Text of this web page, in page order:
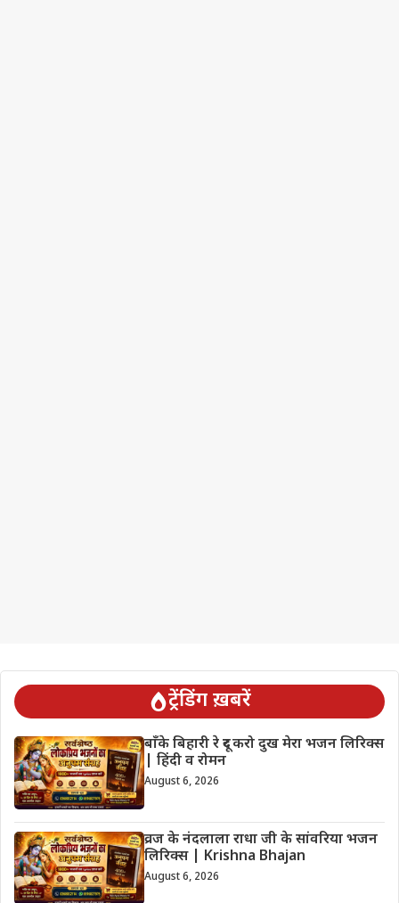
ट्रेंडिंग ख़बरें
बाँके बिहारी रे दूर करो दुख मेरा भजन लिरिक्स
| हिंदी व रोमन
August 6, 2026
व्रज के नंदलाला राधा जी के सांवरिया भजन
लिरिक्स | Krishna Bhajan
August 6, 2026